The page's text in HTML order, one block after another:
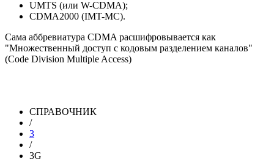
UMTS (или W-CDMA);
CDMA2000 (IMT-MC).
Сама аббревиатура CDMA расшифровывается как
"Множественный доступ с кодовым разделением каналов"
(Code Division Multiple Access)
СПРАВОЧНИК
/
3
/
3G